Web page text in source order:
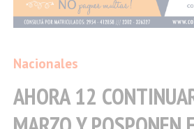
AHORA 12
Nacionales